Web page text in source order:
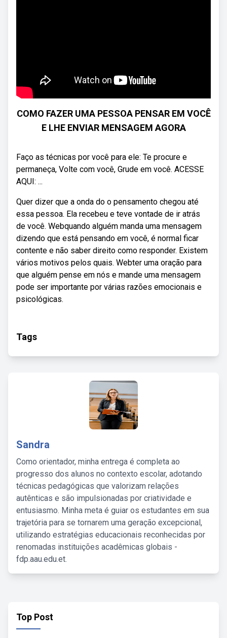
COMO FAZER UMA PESSOA PENSAR EM VOCÊ
E LHE ENVIAR MENSAGEM AGORA
Faço as técnicas por você para ele: Te procure e
permaneça, Volte com você, Grude em você. ACESSE
AQUI: ...
Quer dizer que a onda do o pensamento chegou até
essa pessoa. Ela recebeu e teve vontade de ir atrás
de você. Webquando alguém manda uma mensagem
dizendo que está pensando em você, é normal ficar
contente e não saber direito como responder. Existem
vários motivos pelos quais. Webter uma oração para
que alguém pense em nós e mande uma mensagem
pode ser importante por várias razões emocionais e
psicológicas.
Tags
Sandra
Como orientador, minha entrega é completa ao
progresso dos alunos no contexto escolar, adotando
técnicas pedagógicas que valorizam relações
autênticas e são impulsionadas por criatividade e
entusiasmo. Minha meta é guiar os estudantes em sua
trajetória para se tornarem uma geração excepcional,
utilizando estratégias educacionais reconhecidas por
renomadas instituições acadêmicas globais -
fdp.aau.edu.et.
Top Post